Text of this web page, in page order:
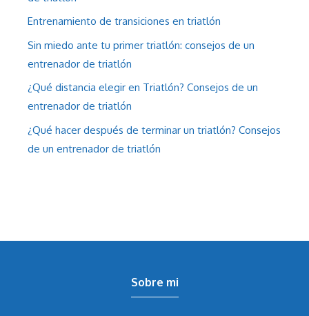
Entrenamiento de transiciones en triatlón
Sin miedo ante tu primer triatlón: consejos de un
entrenador de triatlón
¿Qué distancia elegir en Triatlón? Consejos de un
entrenador de triatlón
¿Qué hacer después de terminar un triatlón? Consejos
de un entrenador de triatlón
Sobre mi